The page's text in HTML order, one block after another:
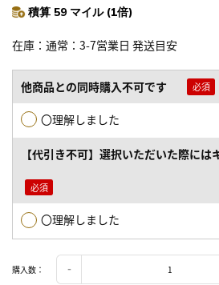
積算 59 マイル (1倍)
在庫 通常：3-7営業日 発送目安
他商品との同時購入不可です
〇理解しました
【代引き不可】選択いただいた際に
〇理解しました
購入数：